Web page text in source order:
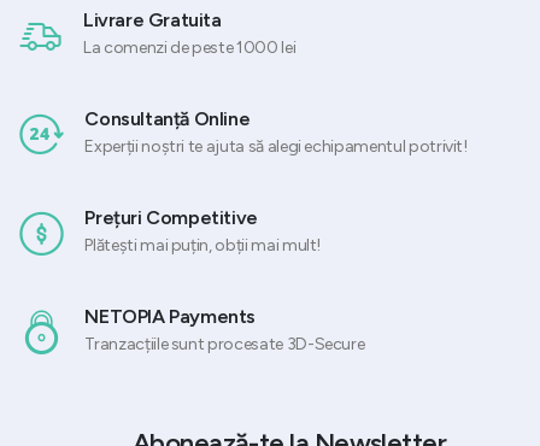
Livrare Gratuita
La comenzi de peste 1000 lei
Consultanță Online
Experții noștri te ajuta să alegi echipamentul potrivit!
Prețuri Competitive
Plătești mai puțin, obții mai mult!
NETOPIA Payments
Tranzacțiile sunt procesate 3D-Secure